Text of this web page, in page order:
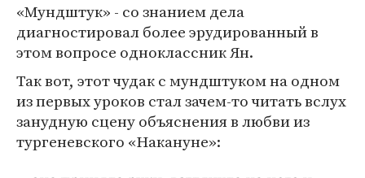
«Мундштук» - со знанием дела
диагностировал более эрудированный в
этом вопросе одноклассник Ян.
Так вот, этот чудак с мундштуком на одном
из первых уроков стал зачем-то читать вслух
занудную сцену объяснения в любви из
тургеневского «Накануне»: